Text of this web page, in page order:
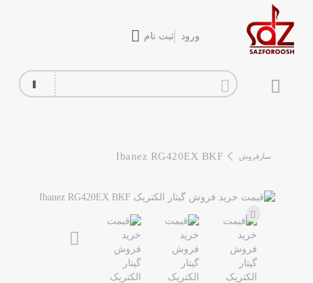
ورود ثبت نام
سیم گیتار
پیانو و کیبورد
تجهیزات استودیویی
دی جی
ساز و ادوات موسیقی
سازفروش Ibanez RG420EX BKF